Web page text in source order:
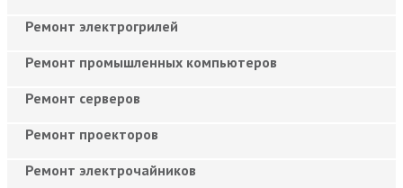
Ремонт электрогрилей
Ремонт промышленных компьютеров
Ремонт серверов
Ремонт проекторов
Ремонт электрочайников